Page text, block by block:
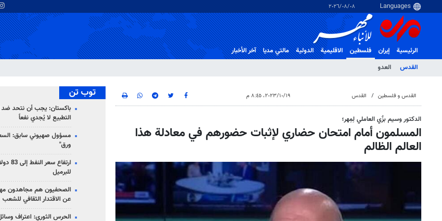
٠٨‏/٠٨‏/٢٠٢٦
الرئيسية إيران
فلسطین
القدس
العدو
الاقلیمیة الدولية مالتي مدیا آخر الأخبار
القدس و فلسطین القدس ١٩‏/١٠‏/٢٠٢٣، ٨:٤٥ م
الدكتور وسيم بزٌي العاملي لِمِهر؛
المسلمون أمام امتحان حضاري لإثبات حضورهم في معادلة هذا
العالم الظالم
توب تن
باكستان: يجب أن نتحد ضد
التطبيع لا يُجدي نفعاً
مسؤول صهيوني سابق:
ورق"
للبرميل
الصحفيون هم مجاهدون
عن الاقتدار الثقافي للشعب
الحرس الثوري: اعتراف